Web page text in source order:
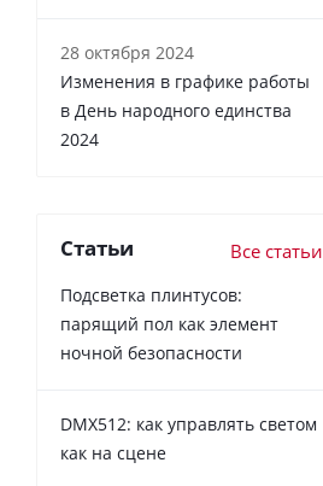
28 октября 2024
Изменения в графике работы
в День народного единства
2024
Статьи Все статьи
Подсветка плинтусов:
парящий пол как элемент
ночной безопасности
DMX512: как управлять светом
как на сцене